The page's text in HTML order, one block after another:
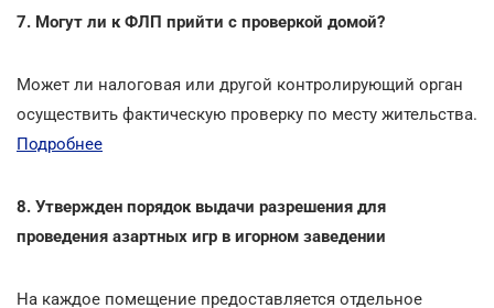
7. Могут ли к ФЛП прийти с проверкой домой?
Может ли налоговая или другой контролирующий орган
осуществить фактическую проверку по месту жительства.
Подробнее
8. Утвержден порядок выдачи разрешения для
проведения азартных игр в игорном заведении
На каждое помещение предоставляется отдельное